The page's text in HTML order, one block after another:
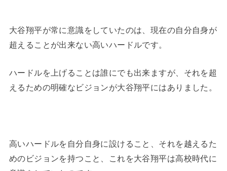
大谷翔平が常に意識をしていたのは、現在の自分自身が
超えることが出来ない高いハードルです。
ハードルを上げることは誰にでも出来ますが、それを超
えるための明確なビジョンが大谷翔平にはありました。
高いハードルを自分自身に設けること、それを越えるた
めのビジョンを持つこと、これを大谷翔平は高校時代に